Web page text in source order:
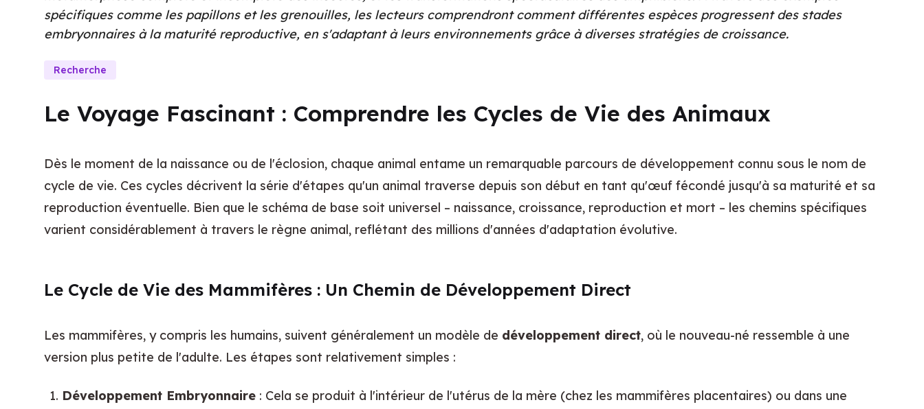
spécifiques comme les papillons et les grenouilles, les lecteurs comprendront comment différentes espèces progressent des stades
embryonnaires à la maturité reproductive, en s'adaptant à leurs environnements grâce à diverses stratégies de croissance.
Recherche
Le Voyage Fascinant : Comprendre les Cycles de Vie des Animaux
Dès le moment de la naissance ou de l'éclosion, chaque animal entame un remarquable parcours de développement connu sous le nom de
cycle de vie. Ces cycles décrivent la série d'étapes qu'un animal traverse depuis son début en tant qu'œuf fécondé jusqu'à sa maturité et sa
reproduction éventuelle. Bien que le schéma de base soit universel – naissance, croissance, reproduction et mort – les chemins spécifiques
varient considérablement à travers le règne animal, reflétant des millions d'années d'adaptation évolutive.
Le Cycle de Vie des Mammifères : Un Chemin de Développement Direct
Les mammifères, y compris les humains, suivent généralement un modèle de développement direct, où le nouveau-né ressemble à une
version plus petite de l'adulte. Les étapes sont relativement simples :
Développement Embryonnaire : Cela se produit à l'intérieur de l'utérus de la mère (chez les mammifères placentaires) ou dans une